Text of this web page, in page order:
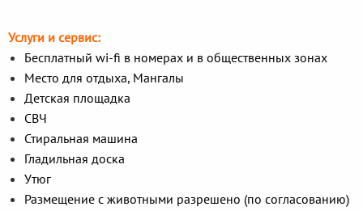
Услуги и сервис:
Бесплатный wi-fi в номерах и в общественных зонах
Место для отдыха, Мангалы
Детская площадка
СВЧ
Стиральная машина
Гладильная доска
Утюг
Размещение с животными разрешено (по согласованию)